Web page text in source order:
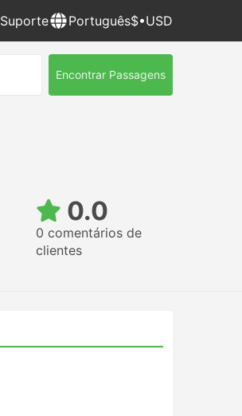
Suporte Português$•USD
Encontrar Passagens
0.0
0 comentários de
clientes